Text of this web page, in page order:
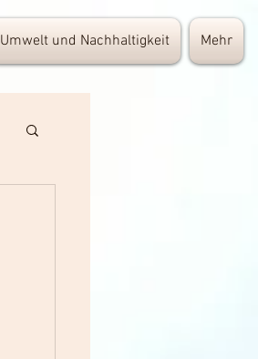
Umwelt und Nachhaltigkeit Mehr